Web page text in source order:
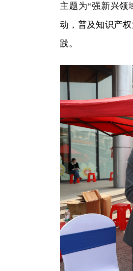
主题为“强新兴领
动，普及知识产
践。